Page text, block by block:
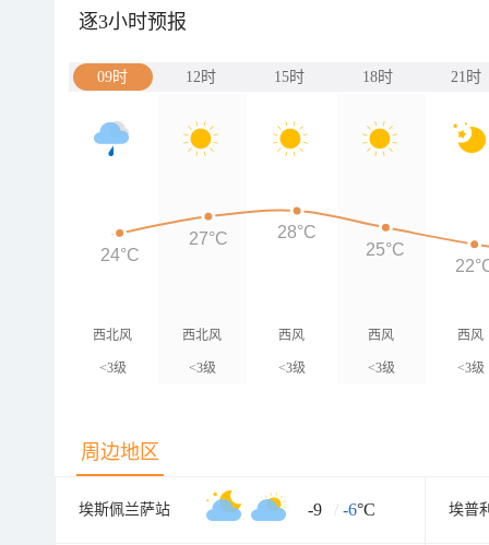
逐3小时预报
09时 12时 15时 18时 21时
西北风
<3级
西北风
<3级
西风
<3级
西风
<3级
西风
<3级
24°C
27°C 28°C
25°C
周边地区
埃斯佩兰萨站 -9 / -6°C 埃普